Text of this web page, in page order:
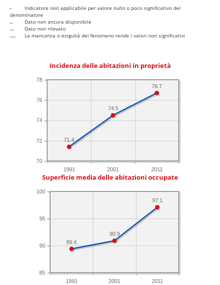
-
Indicatore non applicabile per valore nullo o poco significativo del
denominatore
..
Dato non ancora disponibile
...
Dato non rilevato
....
La mancanza o esiguità del fenomeno rende i valori non significativi
Incidenza delle abitazioni in proprietà
1991 2001 2011
70
72
74
76
78
76.7
74.5
71.4
Superficie media delle abitazioni occupate
1991 2001 2011
85
90
95
100
97.1
90.9
89.4